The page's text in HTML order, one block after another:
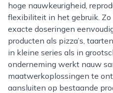
hoge nauwkeurigheid,
flexibiliteit in het gebruik. Zo
exacte doseringen
producten als pizza’s,
in kleine series als in
onderneming werkt nauw
maatwerkoplossingen te
aansluiten op bestaande